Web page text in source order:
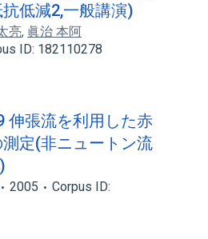
低減2,一般講演)
亮, 眞治 本阿
ID: 182110278
伸張流を利用した赤
定(非ニュートン流
2005
Corpus ID: